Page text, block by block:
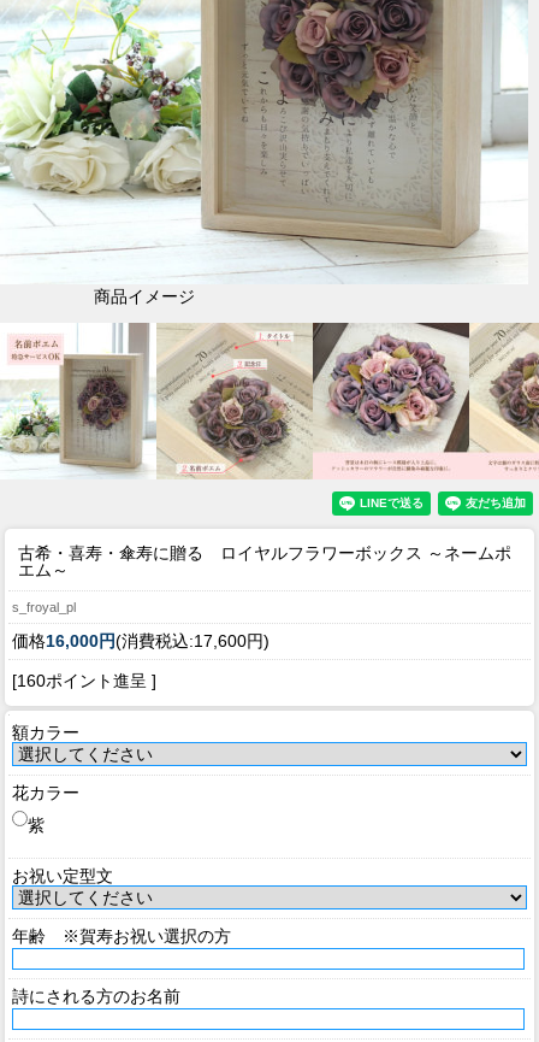
商品イメージ
古希・喜寿・傘寿に贈る ロイヤルフラワーボックス ～ネームポ
エム～
s_froyal_pl
価格16,000円(消費税込:17,600円)
[160ポイント進呈 ]
額カラー
花カラー
紫
お祝い定型文
年齢 ※賀寿お祝い選択の方
詩にされる方のお名前